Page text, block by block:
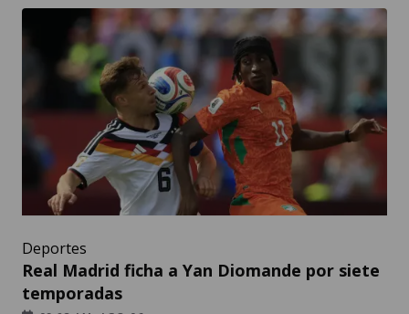
Deportes
Real Madrid ficha a Yan Diomande por siete
temporadas